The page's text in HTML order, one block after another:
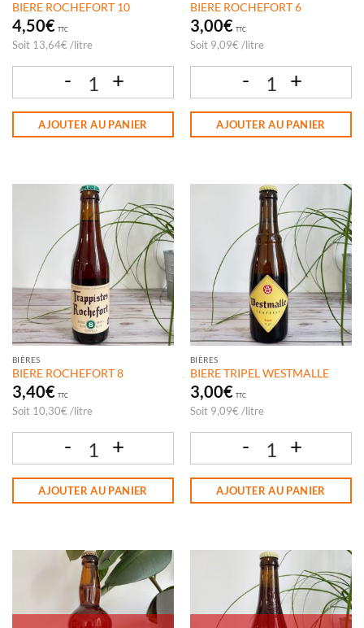
BIERE ROCHEFORT 10
4,50€ TTC
Soit 13,64€ /litre
AJOUTER AU PANIER
BIERE ROCHEFORT 6
3,00€ TTC
Soit 9,09€ /litre
AJOUTER AU PANIER
BIÈRES
BIERE ROCHEFORT 8
3,40€ TTC
Soit 10,30€ /litre
AJOUTER AU PANIER
BIÈRES
BIERE TRIPEL WESTMALLE
3,00€ TTC
Soit 9,09€ /litre
AJOUTER AU PANIER